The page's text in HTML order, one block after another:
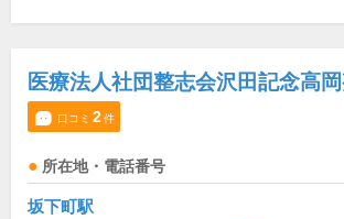
医療法人社団整志会沢田記念高
口コミ 2件
所在地・電話番号
坂下町駅